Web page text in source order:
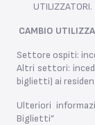
UTILIZZATORI.
CAMBIO
Settore ospiti:
Altri settori:
biglietti) ai
Ulteriori
Biglietti”